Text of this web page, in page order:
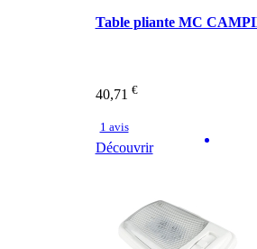
Table pliante MC
40,71 €
1 avis
Découvrir